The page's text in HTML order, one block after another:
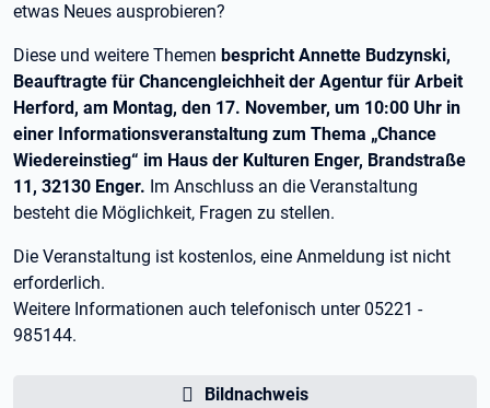
etwas Neues ausprobieren?
Diese und weitere Themen bespricht Annette Budzynski,
Beauftragte für Chancengleichheit der Agentur für Arbeit
Herford, am Montag, den 17. November, um 10:00 Uhr in
einer Informationsveranstaltung zum Thema „Chance
Wiedereinstieg“ im Haus der Kulturen Enger, Brandstraße
11, 32130 Enger. Im Anschluss an die Veranstaltung
besteht die Möglichkeit, Fragen zu stellen.
Die Veranstaltung ist kostenlos, eine Anmeldung ist nicht
erforderlich.
Weitere Informationen auch telefonisch unter 05221 -
985144.
Bildnachweis